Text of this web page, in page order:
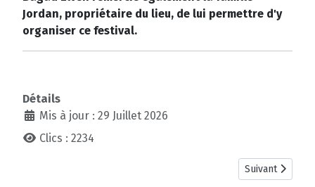
Jordan, propriétaire du lieu, de lui permettre d'y
organiser ce festival.
Détails
Mis à jour : 29 Juillet 2026
Clics : 2234
Article suivant
Suivant